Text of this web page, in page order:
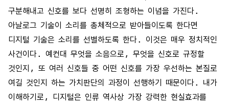
구분해내고 신호를 보다 선명히 조형하는 이념을 가진다.
아날로그 기술이 소리를 총체적으로 받아들이도록 한다면
디지털 기술은 소리를 선별하도록 한다. 이것은 매우 정치적인
사건이다. 예컨대 무엇을 소음으로, 무엇을 신호로 규정할
것인지, 또 여러 신호들 중 어떤 신호를 가장 우선하는 본질로
여길 것인지 하는 가치판단의 과정이 선행하기 때문이다. 내가
이해하기로, 디지털은 인류 역사상 가장 강력한 현실효과를